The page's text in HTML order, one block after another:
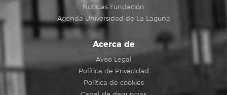
Noticias Fundación
Agenda Universidad de La Laguna
Acerca de
Aviso Legal
Política de Privacidad
Política de cookies